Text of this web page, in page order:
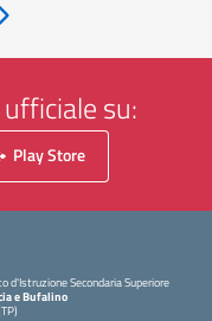
Pagina successiva
su:
Play Store
d'Istruzione Secondaria Superiore
e Bufalino